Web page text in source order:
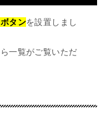
タンを設置しまし
一覧がご覧いただ